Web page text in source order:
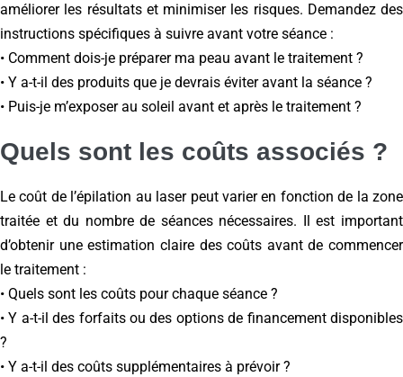
améliorer les résultats et minimiser les risques. Demandez des
instructions spécifiques à suivre avant votre séance :
• Comment dois-je préparer ma peau avant le traitement ?
• Y a-t-il des produits que je devrais éviter avant la séance ?
• Puis-je m’exposer au soleil avant et après le traitement ?
Quels sont les coûts associés ?
Le coût de l’épilation au laser peut varier en fonction de la zone
traitée et du nombre de séances nécessaires. Il est important
d’obtenir une estimation claire des coûts avant de commencer
le traitement :
• Quels sont les coûts pour chaque séance ?
• Y a-t-il des forfaits ou des options de financement disponibles
?
• Y a-t-il des coûts supplémentaires à prévoir ?